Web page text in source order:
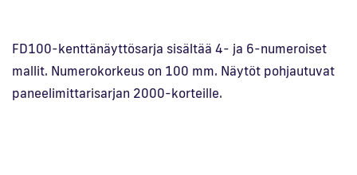
FD100-kenttänäyttösarja sisältää 4- ja 6-numeroiset
mallit. Numerokorkeus on 100 mm. Näytöt pohjautuvat
paneelimittarisarjan 2000-korteille.